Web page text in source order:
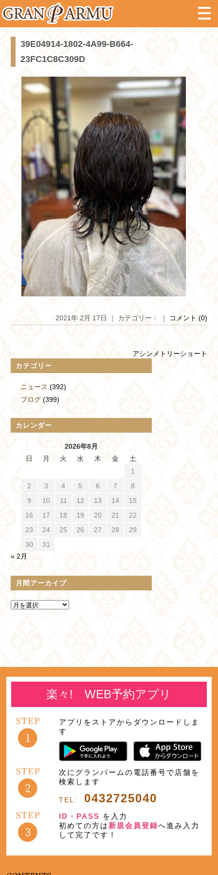
39E04914-1802-4A99-B664-
23FC1C8C309D
2021年 2月 17日 ｜ カテゴリー： ｜ コメント (0)
アシンメトリーショート
カテゴリー
ニュース (392)
ブログ(399)
カレンダー
2026年8月
日
月 火 水 木 金
土
1
2
3 4 5 6 7
8
9
10 11 12 13 14
15
16
17 18 19 20 21
22
23
24 25 26 27 28
29
30
31
« 2月
月間アーカイブ
楽々! WEB予約アプリ
アプリをストアからダウンロードしま
す
次にグランパームの電話番号で店舗を
検索します
TEL: 0432725040
ID・PASS を入力
初めての方は 新規会員登録へ進み入力
して完了です！